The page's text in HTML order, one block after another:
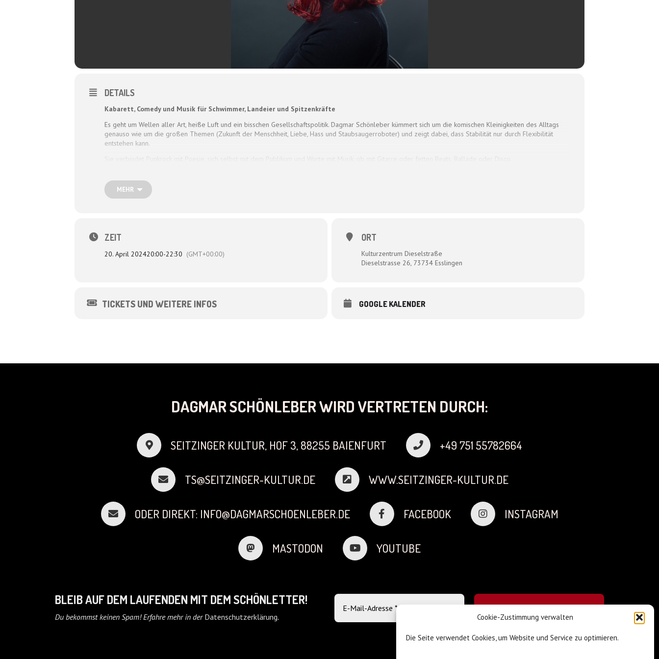
Cookie-Zustimmung verwalten
Die Seite verwendet Cookies, um Website und Service zu optimieren.
DETAILS
Kabarett, Comedy und Musik für Schwimmer, Landeier und Spitzenkräfte
Es geht um Wellen aller Art, heiße Luft und ein bisschen Gesellschaftspolitik. Dagmar Schönleber kümmert sich um die komischen Kleinigkeiten des Alltags
genauso wie um die großen Themen (Zukunft der Menschheit, Liebe, Hass und Staubsaugerroboter) und zeigt dabei, dass Stabilität nur durch Flexibilität
entstehen kann.
Tickets:kulturhaus-schwanen@waiblingen.de
MEHR
ZEIT
20. April 202420:00-22:30 (GMT+00:00)
ORT
Kulturzentrum Dieselstraße
Dieselstrasse 26, 73734 Esslingen
TICKETS UND WEITERE INFOS GOOGLE KALENDER
DAGMAR SCHÖNLEBER WIRD VERTRETEN DURCH:
SEITZINGER KULTUR, HOF 3, 88255 BAIENFURT +49 751 55782664
TS@SEITZINGER-KULTUR.DE WWW.SEITZINGER-KULTUR.DE
ODER DIREKT: INFO@DAGMARSCHOENLEBER.DE FACEBOOK INSTAGRAM
MASTODON YOUTUBE
BLEIB AUF DEM LAUFENDEN MIT DEM SCHÖNLETTER!
Du bekommst keinen Spam! Erfahre mehr in der Datenschutzerklärung.